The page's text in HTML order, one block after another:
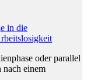
in die
oder parallel
nach einem